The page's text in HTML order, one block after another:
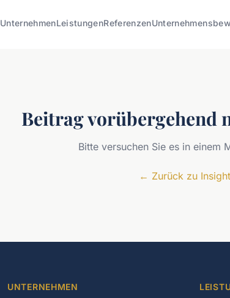
UnternehmenLeistungenReferenzen
Beitrag vorübergehend
Bitte versuchen Sie es in einem
← Zurück zu
UNTERNEHMEN